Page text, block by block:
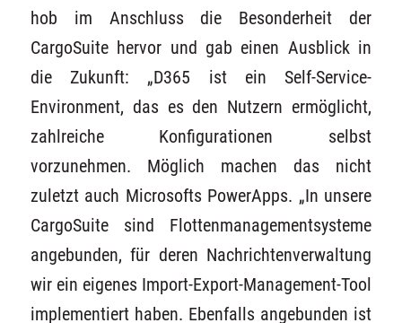
hob im Anschluss die Besonderheit der
CargoSuite hervor und gab einen Ausblick in
die Zukunft: „D365 ist ein Self-Service-
Environment, das es den Nutzern ermöglicht,
zahlreiche Konfigurationen selbst
vorzunehmen. Möglich machen das nicht
zuletzt auch Microsofts PowerApps. „In unsere
CargoSuite sind Flottenmanagementsysteme
angebunden, für deren Nachrichtenverwaltung
wir ein eigenes Import-Export-Management-Tool
implementiert haben. Ebenfalls angebunden ist